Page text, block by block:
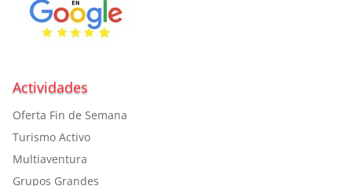
Actividades
Oferta Fin de Semana
Turismo Activo
Multiaventura
Grupos Grandes